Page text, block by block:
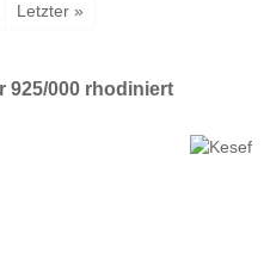
Letzter »
925/000 rhodiniert